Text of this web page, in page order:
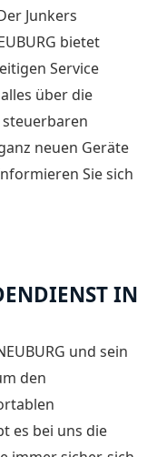
Junkers
bietet
Service
über die
neuen Geräte
Sie sich
IN
und sein
den
es bei uns die